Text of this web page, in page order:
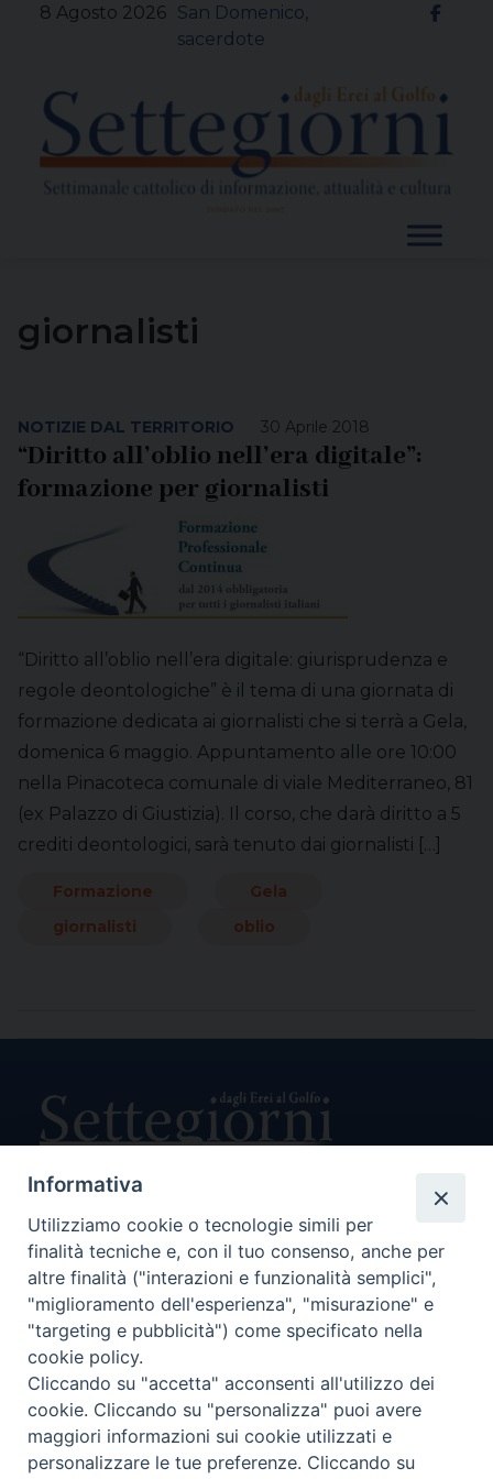
8 Agosto 2026 San Domenico,
sacerdote
giornalisti
30 Aprile 2018
NOTIZIE DAL TERRITORIO
“Diritto all’oblio nell’era digitale”:
formazione per giornalisti
“Diritto all’oblio nell’era digitale: giurisprudenza e
regole deontologiche” è il tema di una giornata di
formazione dedicata ai giornalisti che si terrà a Gela,
domenica 6 maggio. Appuntamento alle ore 10:00
nella Pinacoteca comunale di viale Mediterraneo, 81
(ex Palazzo di Giustizia). Il corso, che darà diritto a 5
crediti deontologici, sarà tenuto dai giornalisti […]
Formazione
Gela
giornalisti
oblio
Direttore Responsabile Giuseppe Rabita
Direttore Amministrativo Salvatore Bruno
Editore e Proprietà Opera di Religione della Diocesi di Piazza
Armerina,
Via Cammarata, 21 – Piazza Armerina
P. I. 01121870867
Autorizzazione Tribunale di Enna n. 113 del 24/2/2007
SEGUICI SU:
Informativa
Utilizziamo cookie o tecnologie simili per
finalità tecniche e, con il tuo consenso, anche per
altre finalità ("interazioni e funzionalità semplici",
"miglioramento dell'esperienza", "misurazione" e
"targeting e pubblicità") come specificato nella
cookie policy.
Cliccando su "accetta" acconsenti all'utilizzo dei
cookie. Cliccando su "personalizza" puoi avere
maggiori informazioni sui cookie utilizzati e
personalizzare le tue preferenze. Cliccando su